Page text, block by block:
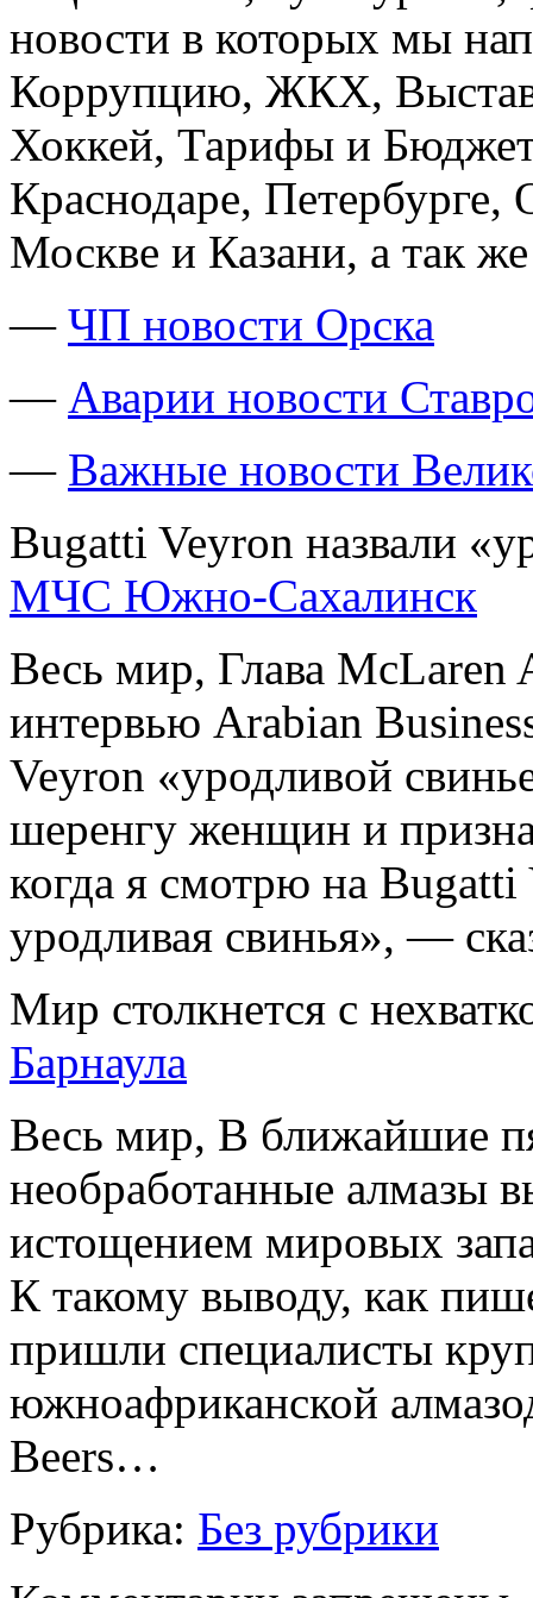
новости в которых мы
Коррупцию, ЖКХ,
Хоккей, Тарифы и
Краснодаре,
Москве и Казани, а так
— ЧП новости Орска
— Аварии новости
— Важные новости
Bugatti Veyron назвали
МЧС Южно-Сахалинск
Весь мир, Глава
интервью Arabian
Veyron «уродливой
шеренгу женщин и
когда я смотрю на Bugatti
уродливая свинья», —
Мир столкнется с
Барнаула
Весь мир, В ближайшие
необработанные алмазы
истощением мировых
К такому выводу, как
пришли специалисты
южноафриканской
Beers…
Рубрика: Без рубрики